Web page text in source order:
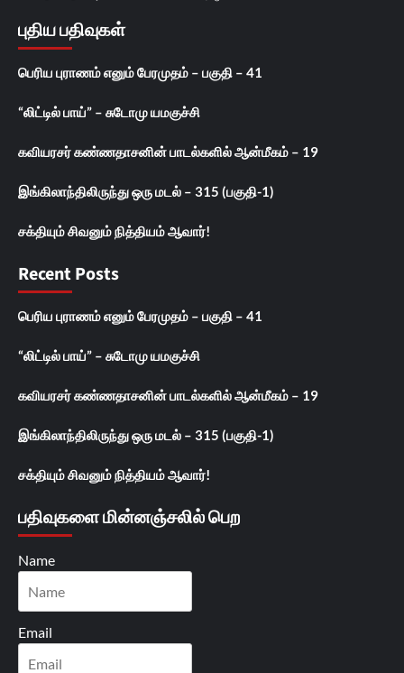
புதிய பதிவுகள்
பெரிய புராணம் எனும் பேரமுதம் – பகுதி – 41
“லிட்டில் பாய்” – சுடோமு யமகுச்சி
கவியரசர் கண்ணதாசனின் பாடல்களில் ஆன்மீகம் – 19
இங்கிலாந்திலிருந்து ஒரு மடல் – 315 (பகுதி-1)
சக்தியும் சிவனும் நித்தியம் ஆவார்!
Recent Posts
பெரிய புராணம் எனும் பேரமுதம் – பகுதி – 41
“லிட்டில் பாய்” – சுடோமு யமகுச்சி
கவியரசர் கண்ணதாசனின் பாடல்களில் ஆன்மீகம் – 19
இங்கிலாந்திலிருந்து ஒரு மடல் – 315 (பகுதி-1)
சக்தியும் சிவனும் நித்தியம் ஆவார்!
பதிவுகளை மின்னஞ்சலில் பெற
Name
Email